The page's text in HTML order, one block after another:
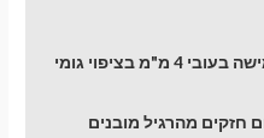
מסגרת מתכת חזקה וגמישה בעובי 4 מ"מ בציפוי גומי
חזקים מהרגיל מובנים